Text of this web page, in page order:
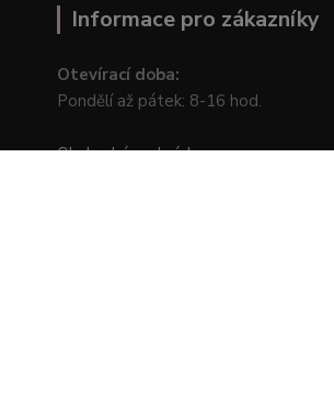
Informace pro zákazníky
Otevírací doba:
Pondělí až pátek: 8-16 hod.
Obchodní podmínky